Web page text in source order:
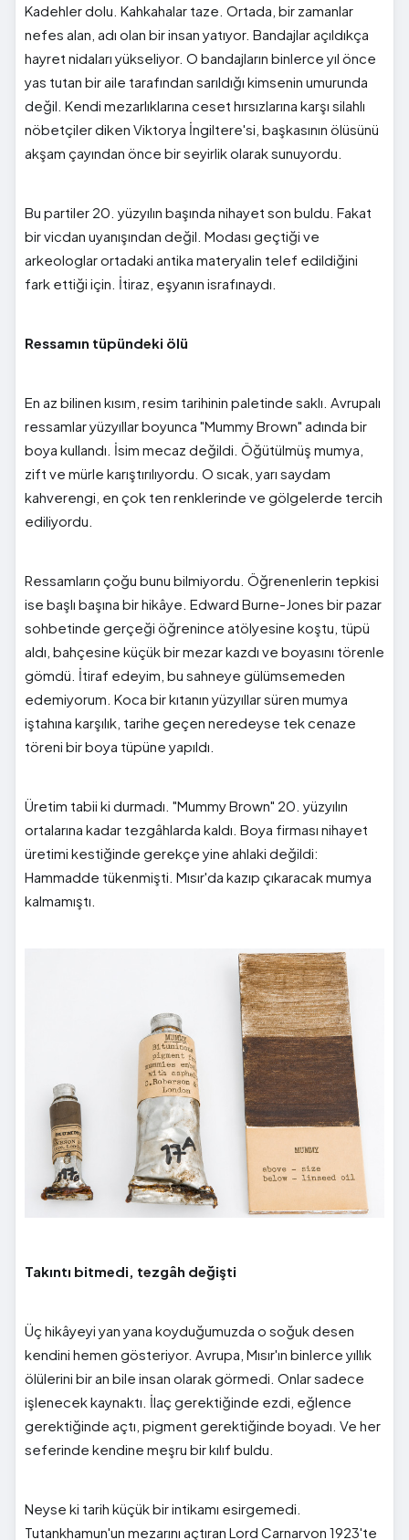
Kadehler dolu. Kahkahalar taze. Ortada, bir zamanlar
nefes alan, adı olan bir insan yatıyor. Bandajlar açıldıkça
hayret nidaları yükseliyor. O bandajların binlerce yıl önce
yas tutan bir aile tarafından sarıldığı kimsenin umurunda
değil. Kendi mezarlıklarına ceset hırsızlarına karşı silahlı
nöbetçiler diken Viktorya İngiltere'si, başkasının ölüsünü
akşam çayından önce bir seyirlik olarak sunuyordu.
Bu partiler 20. yüzyılın başında nihayet son buldu. Fakat
bir vicdan uyanışından değil. Modası geçtiği ve
arkeologlar ortadaki antika materyalin telef edildiğini
fark ettiği için. İtiraz, eşyanın israfınaydı.
Ressamın tüpündeki ölü
En az bilinen kısım, resim tarihinin paletinde saklı. Avrupalı
ressamlar yüzyıllar boyunca "Mummy Brown" adında bir
boya kullandı. İsim mecaz değildi. Öğütülmüş mumya,
zift ve mürle karıştırılıyordu. O sıcak, yarı saydam
kahverengi, en çok ten renklerinde ve gölgelerde tercih
ediliyordu.
Ressamların çoğu bunu bilmiyordu. Öğrenenlerin tepkisi
ise başlı başına bir hikâye. Edward Burne-Jones bir pazar
sohbetinde gerçeği öğrenince atölyesine koştu, tüpü
aldı, bahçesine küçük bir mezar kazdı ve boyasını törenle
gömdü. İtiraf edeyim, bu sahneye gülümsemeden
edemiyorum. Koca bir kıtanın yüzyıllar süren mumya
iştahına karşılık, tarihe geçen neredeyse tek cenaze
töreni bir boya tüpüne yapıldı.
Üretim tabii ki durmadı. "Mummy Brown" 20. yüzyılın
ortalarına kadar tezgâhlarda kaldı. Boya firması nihayet
üretimi kestiğinde gerekçe yine ahlaki değildi:
Hammadde tükenmişti. Mısır'da kazıp çıkaracak mumya
kalmamıştı.
Takıntı bitmedi, tezgâh değişti
Üç hikâyeyi yan yana koyduğumuzda o soğuk desen
kendini hemen gösteriyor. Avrupa, Mısır'ın binlerce yıllık
ölülerini bir an bile insan olarak görmedi. Onlar sadece
işlenecek kaynaktı. İlaç gerektiğinde ezdi, eğlence
gerektiğinde açtı, pigment gerektiğinde boyadı. Ve her
seferinde kendine meşru bir kılıf buldu.
Neyse ki tarih küçük bir intikamı esirgemedi.
Tutankhamun'un mezarını açtıran Lord Carnarvon 1923'te